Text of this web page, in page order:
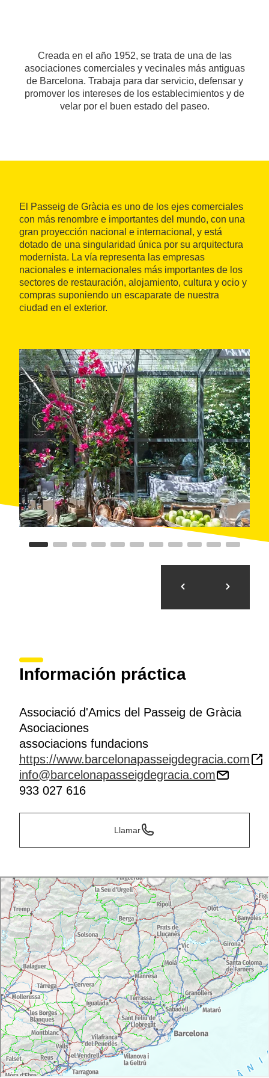
Creada en el año 1952, se trata de una de las
asociaciones comerciales y vecinales más antiguas
de Barcelona. Trabaja para dar servicio, defensar y
promover los intereses de los establecimientos y de
velar por el buen estado del paseo.
El Passeig de Gràcia es uno de los ejes comerciales
con más renombre e importantes del mundo, con una
gran proyección nacional e internacional, y está
dotado de una singularidad única por su arquitectura
modernista. La vía representa las empresas
nacionales e internacionales más importantes de los
sectores de restauración, alojamiento, cultura y ocio y
compras suponiendo un escaparate de nuestra
ciudad en el exterior.
Información práctica
Associació d'Amics del Passeig de Gràcia
Asociaciones
associacions fundacions
https://www.barcelonapasseigdegracia.com
info@barcelonapasseigdegracia.com
933 027 616
Llamar